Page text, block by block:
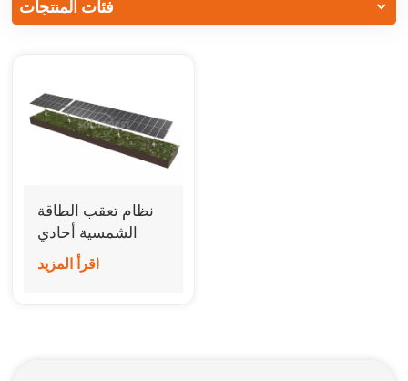
中文
Español
Português
بالعربية
فئات المنتجات
نظام تعقب الطاقة
الشمسية أحادي
المحور بمحرك متعدد
النقاط من سلسلة
اقرأ المزيد